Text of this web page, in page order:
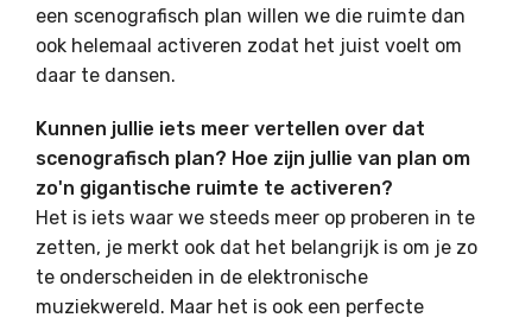
een scenografisch plan willen we die ruimte dan
ook helemaal activeren zodat het juist voelt om
daar te dansen.
Kunnen jullie iets meer vertellen over dat
scenografisch plan? Hoe zijn jullie van plan om
zo'n gigantische ruimte te activeren?
Het is iets waar we steeds meer op proberen in te
zetten, je merkt ook dat het belangrijk is om je zo
te onderscheiden in de elektronische
muziekwereld. Maar het is ook een perfecte